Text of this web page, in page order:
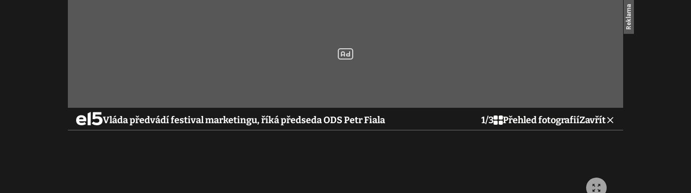
Vláda předvádí festival marketingu, říká předseda ODS Petr Fiala 1/3 Přehled fotografiíZavřít